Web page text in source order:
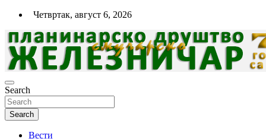
Skip
content
Четвртак, август 6, 2026
Планинарско спортско друштво
"Железничар"- Нови Сад
Search
Search
Вести